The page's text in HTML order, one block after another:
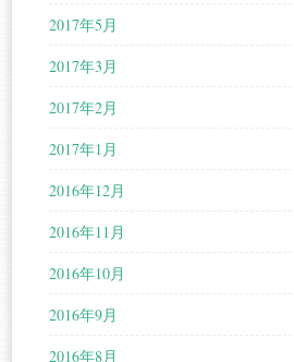
2017年5月
2017年3月
2017年2月
2017年1月
2016年12月
2016年11月
2016年10月
2016年9月
2016年8月